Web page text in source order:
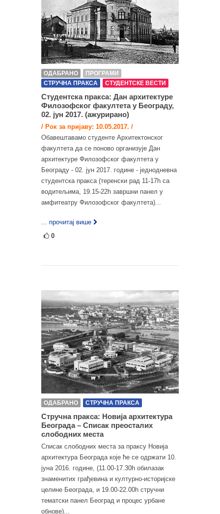
ОДАБРАНО
ПРОГРАМИ
СТРУЧНА ПРАКСА
СТУДЕНТСКЕ ВЕСТИ
Студентска пракса: Дан архитектуре
Филозофског факултета у Београду,
02. јун 2017. (ажурирано)
/ Рок за пријаву: 10.05.2017. /
Oбавештавамо студенте Архитектонског
факултета да се поново организује Дан
архитектуре Филозофског факултета у
Београду - 02. јун 2017. године - једнодневна
студентска пракса (теренски рад 11-17h са
водитељима, 19.15-22h завршни панел у
амфитеатру Филозофског факултета)...
... прочитај више
0
ОДАБРАНО СТРУЧНА ПРАКСА
Стручна пракса: Новија архитектура
Београда – Списак преосталих
слободних места
Списак слободних места за праксу Новија
архитектура Београда које ће се одржати 10.
јуна 2016. године, (11.00-17.30h обилазак
знаменитих грађевина и културно-историјске
целине Београда, и 19.00-22.00h стручни
тематски панел Београд и процес урбане
обнове)...